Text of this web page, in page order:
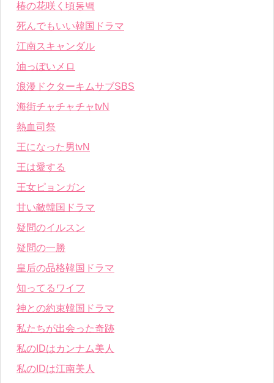
椿の花咲く頃동백
死んでもいい韓国ドラマ
江南スキャンダル
油っぽいメロ
浪漫ドクターキムサブSBS
海街チャチャチャtvN
熱血司祭
王になった男tvN
王は愛する
王女ピョンガン
甘い敵韓国ドラマ
疑問のイルスン
疑問の一勝
皇后の品格韓国ドラマ
知ってるワイフ
神との約束韓国ドラマ
私たちが出会った奇跡
私のIDはカンナム美人
私のIDは江南美人